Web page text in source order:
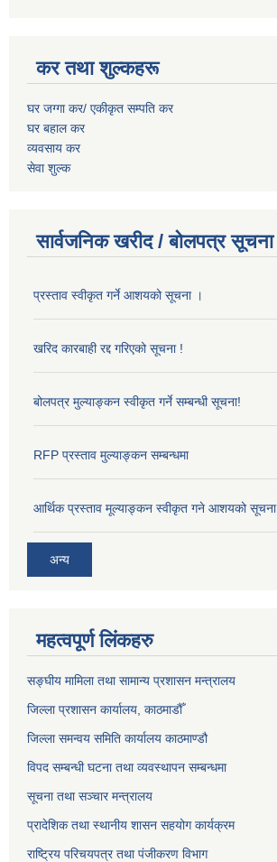
कर तथा शुल्कहरू
घर जग्गा कर/ एकीकृत सम्पति कर
घर बहाल कर
व्यवसाय कर
सेवा शुल्क
सार्वजनिक खरीद / बोलपत्र सूचना
प्रस्ताव स्वीकृत गर्ने आशयको सूचना ।
खरिद कारबाही रद्द गरिएको सूचना !
बोलपत्र मुल्याङ्कन स्वीकृत गर्ने सम्बन्धी सूचना!
RFP प्रस्ताव मुल्याङ्कन सम्बन्धमा
आर्थिक प्रस्ताव मूल्याङ्कन स्वीकृत गने आशयको सूचना
अन्य
महत्वपूर्ण लिंकहरु
सङ्‍घीय मामिला तथा सामान्य प्रशासन मन्त्रालय
जिल्ला प्रशासन कार्यालय, काठमाडौँ
जिल्ला समन्वय समिति कार्यालय काठमाण्ड‌ौ
विपद सम्बन्धी घटना तथा व्यवस्थापन सम्बन्धमा
सूचना तथा सञ्चार मन्त्रालय
प्रादेशिक तथा स्थानीय शासन सहयोग कार्यक्रम
राष्ट्रिय परिचयपत्र तथा पंजीकरण विभाग